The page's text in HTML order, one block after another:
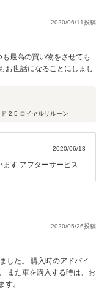
2020/06/11投稿
最高の買い物をさせても
お世話になることにしまし
2.5 ロイヤルサルーン
2020/06/13
す アフターサービスに
後ともお気軽に弊社に
もちろん奥様のお車も
2020/05/26投稿
した。 購入時のアドバイ
また車を購入する時は、お
す。